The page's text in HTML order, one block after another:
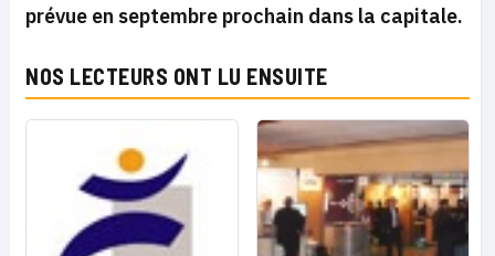
prévue en septembre prochain dans la capitale.
NOS LECTEURS ONT LU ENSUITE